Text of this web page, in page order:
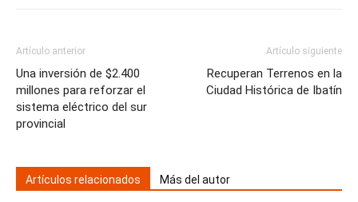
Artículo anterior
Una inversión de $2.400
millones para reforzar el
sistema eléctrico del sur
provincial
Artículo siguiente
Recuperan Terrenos en la
Ciudad Histórica de Ibatín
Artículos relacionados Más del autor